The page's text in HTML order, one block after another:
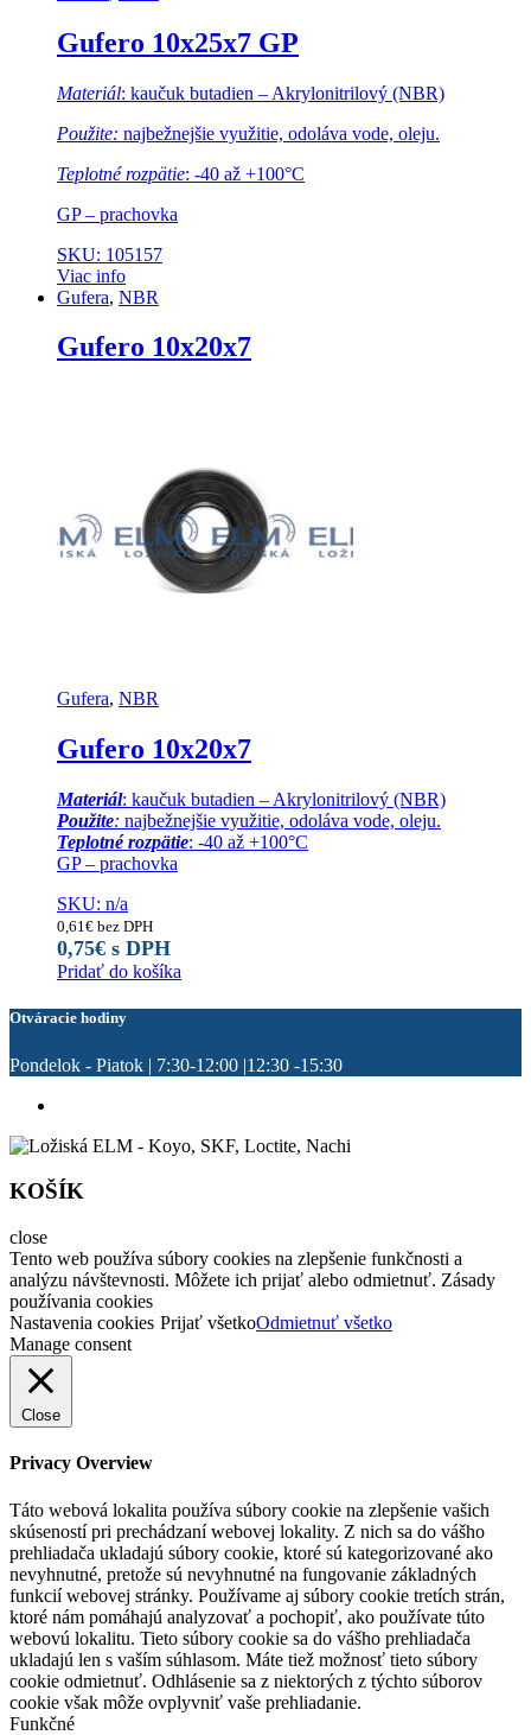
Gufero 10x25x7 GP
Materiál: kaučuk butadien – Akrylonitrilový (NBR)
Použite: najbežnejšie využitie, odoláva vode, oleju.
Teplotné rozpätie: -40 až +100°C
GP – prachovka
SKU: 105157
Viac info
Gufera, NBR
Gufero 10x20x7
Gufera, NBR
Gufero 10x20x7
Materiál: kaučuk butadien – Akrylonitrilový (NBR)
Použite: najbežnejšie využitie, odoláva vode, oleju.
Teplotné rozpätie: -40 až +100°C
GP – prachovka
SKU: n/a
0,61€ bez DPH
0,75€ s DPH
Pridať do košíka
Otváracie hodiny
Pondelok - Piatok | 7:30-12:00 |12:30 -15:30
KOŠÍK
close
Tento web používa súbory cookies na zlepšenie funkčnosti a
analýzu návštevnosti. Môžete ich prijať alebo odmietnuť. Zásady
používania cookies
Nastavenia cookies Prijať všetkoOdmietnuť všetko
Manage consent
Close
Privacy Overview
Táto webová lokalita používa súbory cookie na zlepšenie vašich
skúseností pri prechádzaní webovej lokality. Z nich sa do vášho
prehliadača ukladajú súbory cookie, ktoré sú kategorizované ako
nevyhnutné, pretože sú nevyhnutné na fungovanie základných
funkcií webovej stránky. Používame aj súbory cookie tretích strán,
ktoré nám pomáhajú analyzovať a pochopiť, ako používate túto
webovú lokalitu. Tieto súbory cookie sa do vášho prehliadača
ukladajú len s vaším súhlasom. Máte tiež možnosť tieto súbory
cookie odmietnuť. Odhlásenie sa z niektorých z týchto súborov
cookie však môže ovplyvniť vaše prehliadanie.
Funkčné